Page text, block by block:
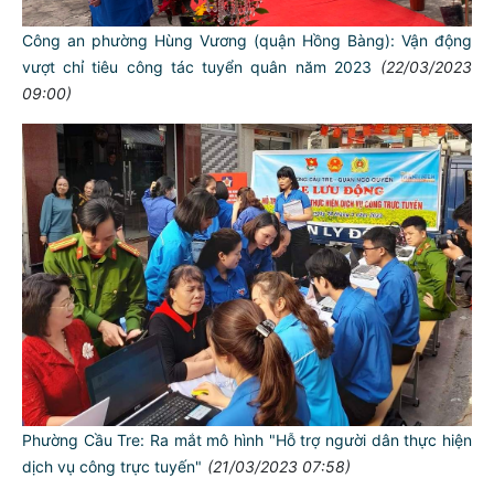
Công an phường Hùng Vương (quận Hồng Bàng): Vận động
vượt chỉ tiêu công tác tuyển quân năm 2023 (22/03/2023
09:00)
Phường Cầu Tre: Ra mắt mô hình "Hỗ trợ người dân thực hiện
dịch vụ công trực tuyến" (21/03/2023 07:58)